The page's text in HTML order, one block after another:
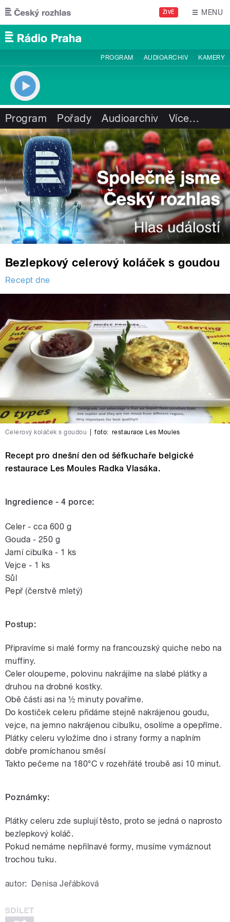
Přejít k hlavnímu obsahu
ŽIVĚ MENU
PROGRAM AUDIOARCHIV KAMERY
Program Pořady Audioarchiv Více…
Bezlepkový celerový koláček s goudou
Recept dne
Celerový koláček s goudou foto: restaurace Les Moules
Recept pro dnešní den od šéfkuchaře belgické
restaurace Les Moules Radka Vlasáka.
Ingredience - 4 porce:
Celer - cca 600 g
Gouda - 250 g
Jarní cibulka - 1 ks
Vejce - 1 ks
Sůl
Pepř (čerstvě mletý)
Postup:
Připravíme si malé formy na francouzský quiche nebo na
muffiny.
Celer oloupeme, polovinu nakrájíme na slabé plátky a
druhou na drobné kostky.
Obě části asi na ½ minuty povaříme.
Do kostiček celeru přidáme stejně nakrájenou goudu,
vejce, na jemno nakrájenou cibulku, osolíme a opepříme.
Plátky celeru vyložíme dno i strany formy a naplním
dobře promíchanou směsí
Takto pečeme na 180°C v rozehřáté troubě asi 10 minut.
Poznámky:
Plátky celeru zde suplují těsto, proto se jedná o naprosto
bezlepkový koláč.
Pokud nemáme nepřilnavé formy, musíme vymáznout
trochou tuku.
autor: Denisa Jeřábková